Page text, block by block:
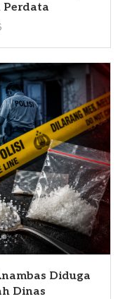
Perdata
Diduga
Dinas